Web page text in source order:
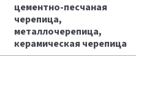
цементно-песчаная
черепица,
металлочерепица,
керамическая черепица